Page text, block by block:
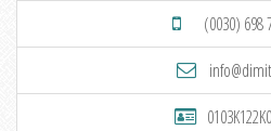
(0030) 698